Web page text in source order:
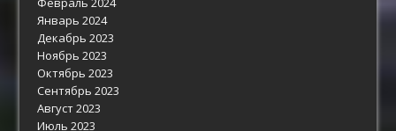
Январь 2024
Декабрь 2023
Ноябрь 2023
Октябрь 2023
Сентябрь 2023
Август 2023
Июль 2023